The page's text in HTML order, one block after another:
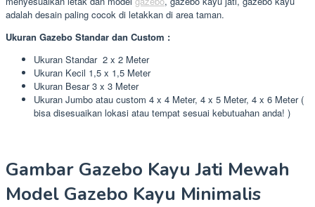
adalah desain paling cocok di letakkan di area taman.
Ukuran Gazebo Standar dan Custom :
Ukuran Standar 2 x 2 Meter
Ukuran Kecil 1,5 x 1,5 Meter
Ukuran Besar 3 x 3 Meter
Ukuran Jumbo atau custom 4 x 4 Meter, 4 x 5 Meter, 4 x 6 Meter (
bisa disesuaikan lokasi atau tempat sesuai kebutuahan anda! )
Gambar Gazebo Kayu Jati Mewah
Model Gazebo Kayu Minimalis